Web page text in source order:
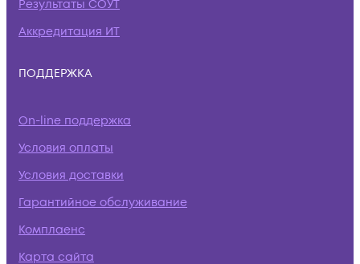
Результаты СОУТ
Аккредитация ИТ
ПОДДЕРЖКА
On-line поддержка
Условия оплаты
Условия доставки
Гарантийное обслуживание
Комплаенс
Карта сайта